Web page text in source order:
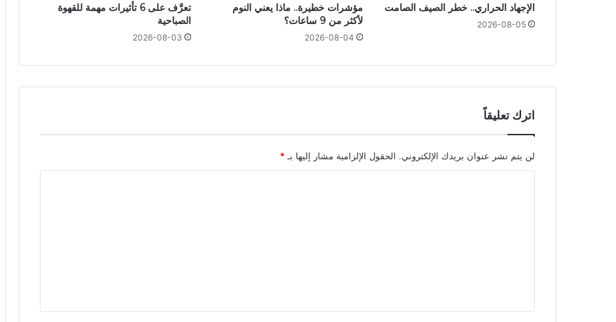
الإجهاد الحراري.. خطر الصيف الصامت
2026-08-05
مؤشرات خطيرة.. ماذا يعني النوم
لأكثر من 9 ساعات؟
2026-08-04
تعرَّف على 6 تأثيرات مهمة للقهوة
الصباحية
2026-08-03
اترك تعليقاً
لن يتم نشر عنوان بريدك الإلكتروني. الحقول الإلزامية مشار إليها بـ *